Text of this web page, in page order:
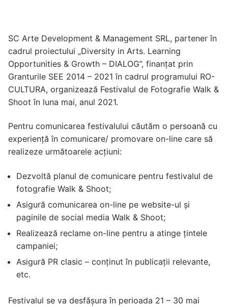
SC Arte Development & Management SRL, partener în
cadrul proiectului „Diversity in Arts. Learning
Opportunities & Growth – DIALOG”, finanțat prin
Granturile SEE 2014 – 2021 în cadrul programului RO-
CULTURA, organizează Festivalul de Fotografie Walk &
Shoot în luna mai, anul 2021.
Pentru comunicarea festivalului căutăm o persoană cu
experiență în comunicare/ promovare on-line care să
realizeze următoarele acțiuni:
Dezvoltă planul de comunicare pentru festivalul de
fotografie Walk & Shoot;
Asigură comunicarea on-line pe website-ul și
paginile de social media Walk & Shoot;
Realizează reclame on-line pentru a atinge țintele
campaniei;
Asigură PR clasic – conținut în publicații relevante,
etc.
Festivalul se va desfășura în perioada 21 – 30 mai